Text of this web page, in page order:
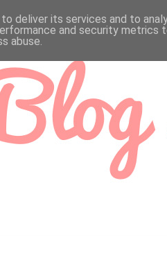
deliver its services and to
and security metrics
abuse.